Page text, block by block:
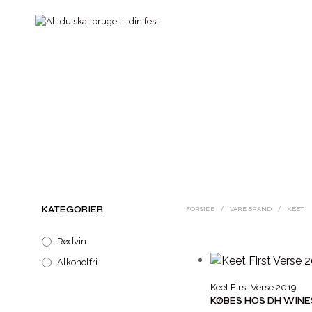
KATEGORIER
Rødvin
Alkoholfri
FORSIDE / VARE BRAND / KEET
Keet First Verse 2019
KØBES HOS DH